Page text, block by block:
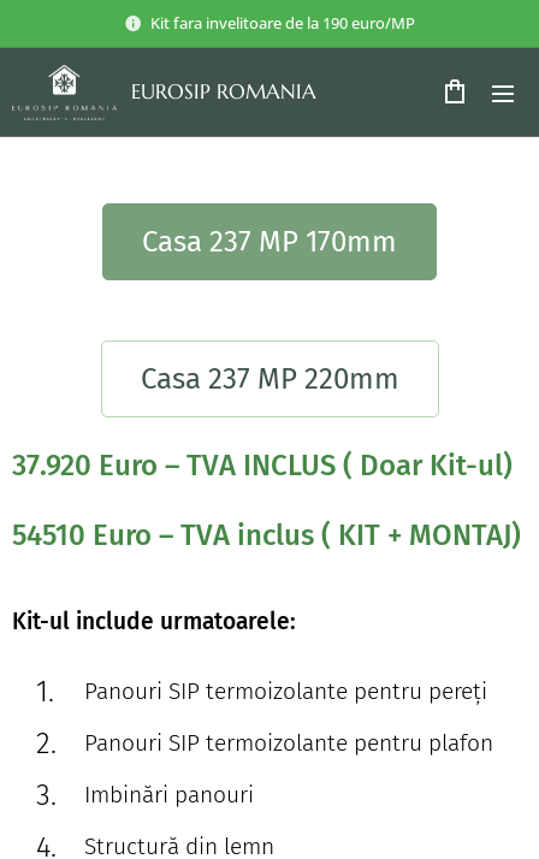
Kit fara invelitoare de la 190 euro/MP
EUROSIP ROMANIA
Casa 237 MP 170mm
Casa 237 MP 220mm
37.920 Euro – TVA INCLUS ( Doar Kit-ul)
54510 Euro – TVA inclus ( KIT + MONTAJ)
Kit-ul include urmatoarele:
Panouri SIP termoizolante pentru pereți
Panouri SIP termoizolante pentru plafon
Imbinări panouri
Structură din lemn